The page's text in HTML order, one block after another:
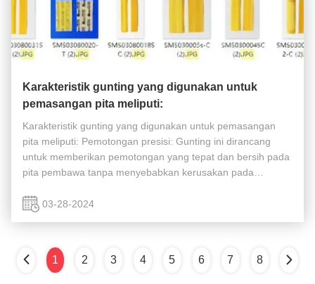
Karakteristik gunting yang digunakan untuk
pemasangan pita meliputi:
Karakteristik gunting yang digunakan untuk pemasangan
pita meliputi: Pemotongan presisi: Gunting ini dirancang
untuk memberikan pemotongan yang tepat dan bersih pada
pita pembawa tanpa menyebabkan kerusakan pada
pemasangan biasanya sangat ...
03-28-2024
1 2 3 4 5 6 7 8